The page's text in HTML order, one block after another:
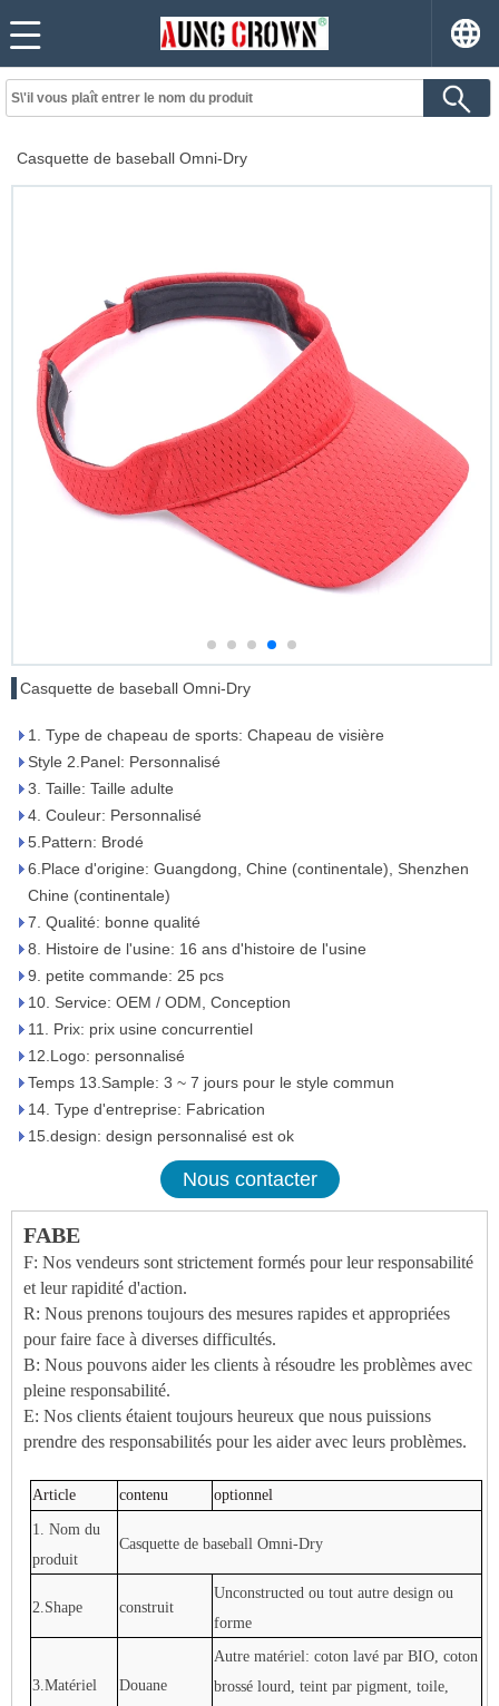
Casquette de baseball Omni-Dry
Casquette de baseball Omni-Dry
1. Type de chapeau de sports: Chapeau de visière
Style 2.Panel: Personnalisé
3. Taille: Taille adulte
4. Couleur: Personnalisé
5.Pattern: Brodé
6.Place d'origine: Guangdong, Chine (continentale), Shenzhen
Chine (continentale)
7. Qualité: bonne qualité
8. Histoire de l'usine: 16 ans d'histoire de l'usine
9. petite commande: 25 pcs
10. Service: OEM / ODM, Conception
11. Prix: prix usine concurrentiel
12.Logo: personnalisé
Temps 13.Sample: 3 ~ 7 jours pour le style commun
14. Type d'entreprise: Fabrication
15.design: design personnalisé est ok
Nous contacter
FABE
F: Nos vendeurs sont strictement formés pour leur responsabilité
et leur rapidité d'action.
R: Nous prenons toujours des mesures rapides et appropriées
pour faire face à diverses difficultés.
B: Nous pouvons aider les clients à résoudre les problèmes avec
pleine responsabilité.
E: Nos clients étaient toujours heureux que nous puissions
prendre des responsabilités pour les aider avec leurs problèmes.
Article contenu optionnel
1. Nom du
produit
Casquette de baseball Omni-Dry
2.Shape construit
Unconstructed ou tout autre design ou
forme
3.Matériel Douane
Autre matériel: coton lavé par BIO, coton
brossé lourd, teint par pigment, toile,